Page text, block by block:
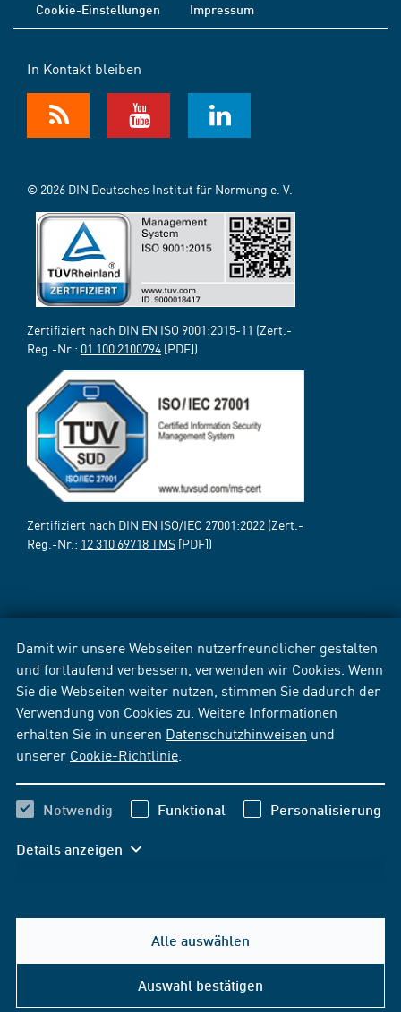
Damit wir unsere Webseiten nutzerfreundlicher gestalten
und fortlaufend verbessern, verwenden wir Cookies. Wenn
Sie die Webseiten weiter nutzen, stimmen Sie dadurch der
Verwendung von Cookies zu. Weitere Informationen
erhalten Sie in unseren Datenschutzhinweisen und
unserer Cookie-Richtlinie
Notwendig Funktional Personalisierung
Details anzeigen
Alle auswählen
Auswahl bestätigen
Cookie-Einstellungen
Impressum
In Kontakt bleiben
© 2026 DIN Deutsches Institut für Normung e. V.
Zertifiziert nach DIN EN ISO 9001:2015-11 (Zert.-
Reg.-Nr.: 01 100 2100794 [PDF])
Zertifiziert nach DIN EN ISO/IEC 27001:2022 (Zert.-
Reg.-Nr.: 12 310 69718 TMS [PDF])